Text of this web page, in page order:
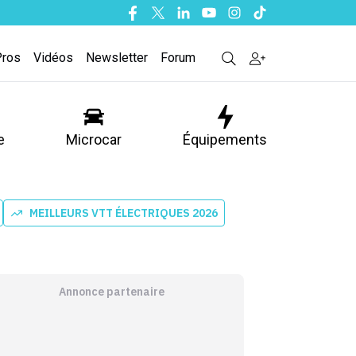
Facebook
TwitterLinkedinYoutubeInstagram
Tiktok
Vidéos Newsletter Forum
Microcar Équipements
MEILLEURS VTT ÉLECTRIQUES 2026
Annonce partenaire